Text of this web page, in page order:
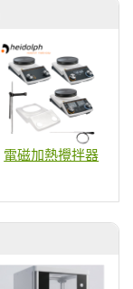
電磁加熱攪拌器